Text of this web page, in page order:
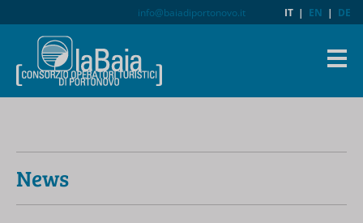
info@baiadiportonovo.it IT | EN | DE
News